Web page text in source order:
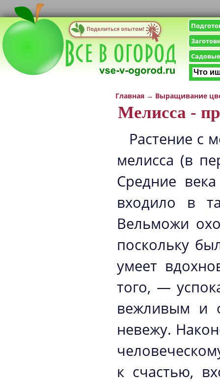
Главная → Выращивание
Мелисса -
Растение с
мелисса (в
Средние
входило в
Вельможи
поскольку
умеет
того, —
вежливым и
невежу.
к счастью,